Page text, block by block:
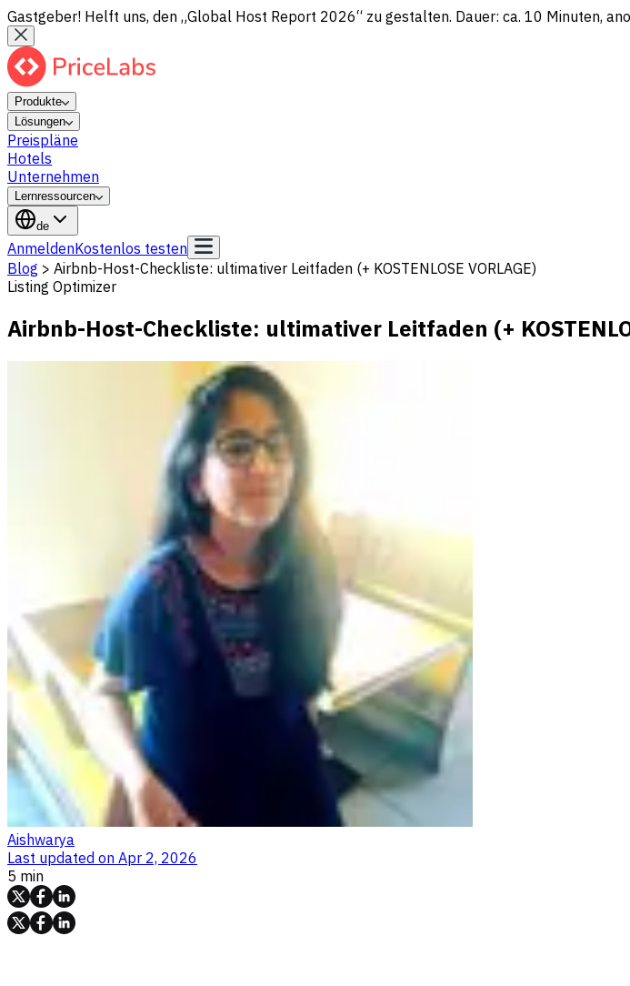
Gastgeber! Helft uns, den „Global Host Report 2026“ zu gestalten. Dauer: ca. 10 Minuten,
Produkte
Lösungen
Preispläne
Hotels
Unternehmen
Lernressourcen
de
AnmeldenKostenlos testen
Blog > Airbnb-Host-Checkliste: ultimativer Leitfaden (+ KOSTENLOSE VORLAGE)
Listing Optimizer
Airbnb-Host-Checkliste: ultimativer Leitfaden (+
Aishwarya
Last updated on Apr 2, 2026
5 min